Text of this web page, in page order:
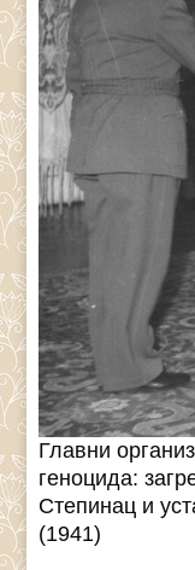
Главни
геноцида:
Степинац и
(1941)